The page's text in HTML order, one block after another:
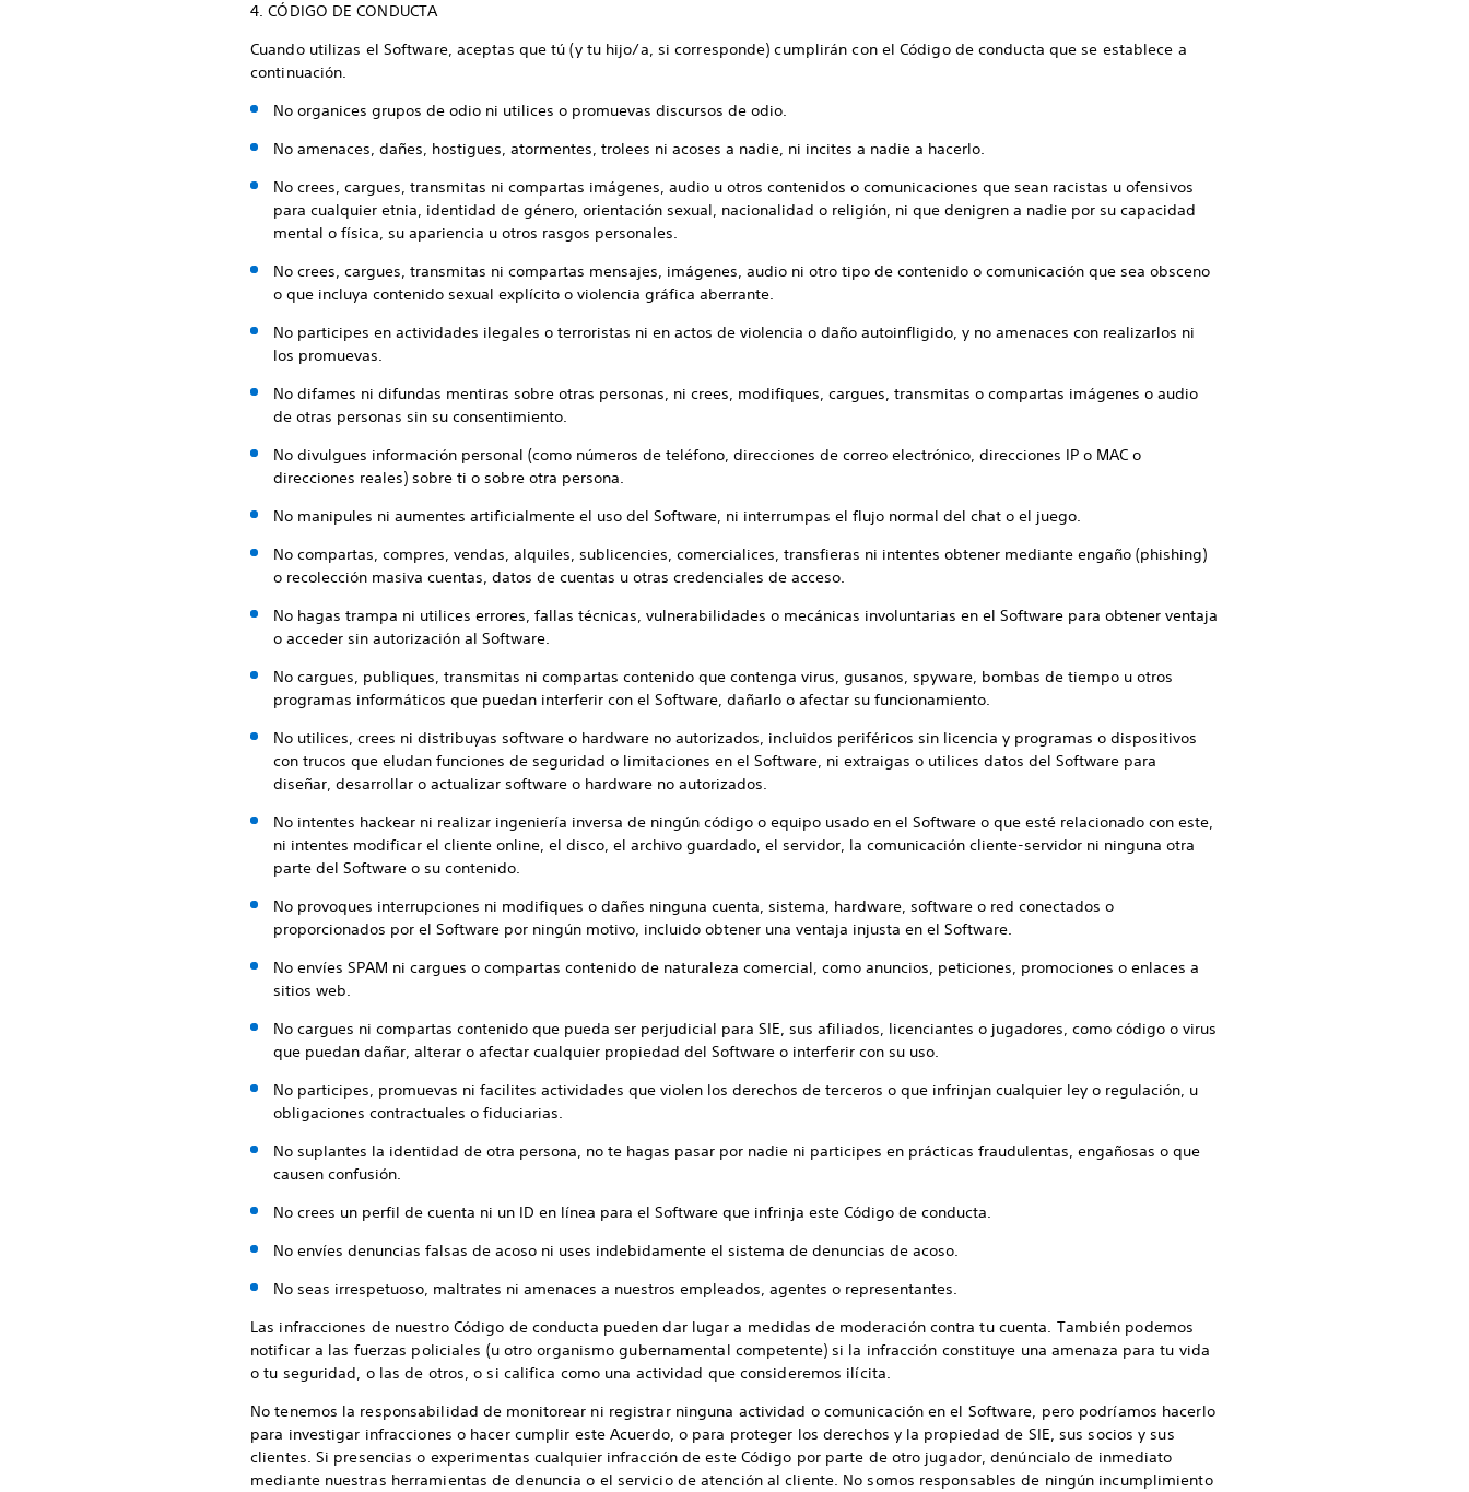
4. CÓDIGO DE CONDUCTA
Cuando utilizas el Software, aceptas que tú (y tu hijo/a, si corresponde) cumplirán con el Código de conducta que se establece a
continuación.
No organices grupos de odio ni utilices o promuevas discursos de odio.
No amenaces, dañes, hostigues, atormentes, trolees ni acoses a nadie, ni incites a nadie a hacerlo.
No crees, cargues, transmitas ni compartas imágenes, audio u otros contenidos o comunicaciones que sean racistas u ofensivos
para cualquier etnia, identidad de género, orientación sexual, nacionalidad o religión, ni que denigren a nadie por su capacidad
mental o física, su apariencia u otros rasgos personales.
No crees, cargues, transmitas ni compartas mensajes, imágenes, audio ni otro tipo de contenido o comunicación que sea obsceno
o que incluya contenido sexual explícito o violencia gráfica aberrante.
No participes en actividades ilegales o terroristas ni en actos de violencia o daño autoinfligido, y no amenaces con realizarlos ni
los promuevas.
No difames ni difundas mentiras sobre otras personas, ni crees, modifiques, cargues, transmitas o compartas imágenes o audio
de otras personas sin su consentimiento.
No divulgues información personal (como números de teléfono, direcciones de correo electrónico, direcciones IP o MAC o
direcciones reales) sobre ti o sobre otra persona.
No manipules ni aumentes artificialmente el uso del Software, ni interrumpas el flujo normal del chat o el juego.
No compartas, compres, vendas, alquiles, sublicencies, comercialices, transfieras ni intentes obtener mediante engaño (phishing)
o recolección masiva cuentas, datos de cuentas u otras credenciales de acceso.
No hagas trampa ni utilices errores, fallas técnicas, vulnerabilidades o mecánicas involuntarias en el Software para obtener ventaja
o acceder sin autorización al Software.
No cargues, publiques, transmitas ni compartas contenido que contenga virus, gusanos, spyware, bombas de tiempo u otros
programas informáticos que puedan interferir con el Software, dañarlo o afectar su funcionamiento.
No utilices, crees ni distribuyas software o hardware no autorizados, incluidos periféricos sin licencia y programas o dispositivos
con trucos que eludan funciones de seguridad o limitaciones en el Software, ni extraigas o utilices datos del Software para
diseñar, desarrollar o actualizar software o hardware no autorizados.
No intentes hackear ni realizar ingeniería inversa de ningún código o equipo usado en el Software o que esté relacionado con este,
ni intentes modificar el cliente online, el disco, el archivo guardado, el servidor, la comunicación cliente-servidor ni ninguna otra
parte del Software o su contenido.
No provoques interrupciones ni modifiques o dañes ninguna cuenta, sistema, hardware, software o red conectados o
proporcionados por el Software por ningún motivo, incluido obtener una ventaja injusta en el Software.
No envíes SPAM ni cargues o compartas contenido de naturaleza comercial, como anuncios, peticiones, promociones o enlaces a
sitios web.
No cargues ni compartas contenido que pueda ser perjudicial para SIE, sus afiliados, licenciantes o jugadores, como código o virus
que puedan dañar, alterar o afectar cualquier propiedad del Software o interferir con su uso.
No participes, promuevas ni facilites actividades que violen los derechos de terceros o que infrinjan cualquier ley o regulación, u
obligaciones contractuales o fiduciarias.
No suplantes la identidad de otra persona, no te hagas pasar por nadie ni participes en prácticas fraudulentas, engañosas o que
causen confusión.
No crees un perfil de cuenta ni un ID en línea para el Software que infrinja este Código de conducta.
No envíes denuncias falsas de acoso ni uses indebidamente el sistema de denuncias de acoso.
No seas irrespetuoso, maltrates ni amenaces a nuestros empleados, agentes o representantes.
Las infracciones de nuestro Código de conducta pueden dar lugar a medidas de moderación contra tu cuenta. También podemos
notificar a las fuerzas policiales (u otro organismo gubernamental competente) si la infracción constituye una amenaza para tu vida
o tu seguridad, o las de otros, o si califica como una actividad que consideremos ilícita.
No tenemos la responsabilidad de monitorear ni registrar ninguna actividad o comunicación en el Software, pero podríamos hacerlo
para investigar infracciones o hacer cumplir este Acuerdo, o para proteger los derechos y la propiedad de SIE, sus socios y sus
clientes. Si presencias o experimentas cualquier infracción de este Código por parte de otro jugador, denúncialo de inmediato
mediante nuestras herramientas de denuncia o el servicio de atención al cliente. No somos responsables de ningún incumplimiento